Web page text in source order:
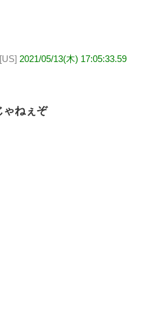
2021/05/13(木) 17:05:33.59
ゃねぇぞ